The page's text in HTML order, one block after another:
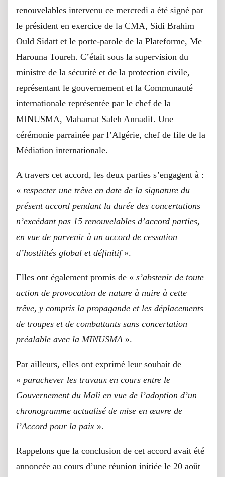
renouvelables intervenu ce mercredi a été signé par
le président en exercice de la CMA, Sidi Brahim
Ould Sidatt et le porte-parole de la Plateforme, Me
Harouna Toureh. C’était sous la supervision du
ministre de la sécurité et de la protection civile,
représentant le gouvernement et la Communauté
internationale représentée par le chef de la
MINUSMA, Mahamat Saleh Annadif. Une
cérémonie parrainée par l’Algérie, chef de file de la
Médiation internationale.
A travers cet accord, les deux parties s’engagent à :
« respecter une trêve en date de la signature du
présent accord pendant la durée des concertations
n’excédant pas 15 renouvelables d’accord parties,
en vue de parvenir à un accord de cessation
d’hostilités global et définitif ».
Elles ont également promis de « s’abstenir de toute
action de provocation de nature à nuire à cette
trêve, y compris la propagande et les déplacements
de troupes et de combattants sans concertation
préalable avec la MINUSMA ».
Par ailleurs, elles ont exprimé leur souhait de
« parachever les travaux en cours entre le
Gouvernement du Mali en vue de l’adoption d’un
chronogramme actualisé de mise en œuvre de
l’Accord pour la paix ».
Rappelons que la conclusion de cet accord avait été
annoncée au cours d’une réunion initiée le 20 août